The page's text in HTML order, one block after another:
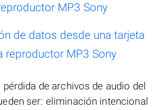
MP3 Sony
de datos desde una tarjeta
reproductor MP3 Sony
de archivos de audio del
ser: eliminación intencional